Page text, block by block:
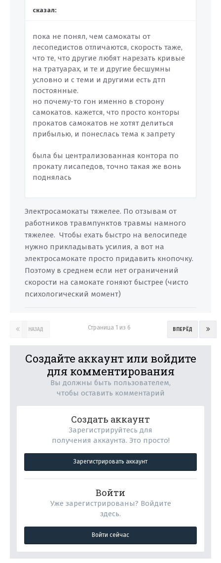
сказал:
пока не понял, чем самокаты от
лесопедистов отличаются, скорость таже,
что те, что другие любят нарезать кривые
на тратуарах, и те и другие бесшумны
условно и с теми и другими есть дтп
постоянные.
но почему-то гон именно в сторону
самокатов. кажется, что просто конторы
прокатов самокатов не хотят делиться
прибылью, и понеслась тема к запрету
была бы централизованная контора по
прокату лисапедов, точно такая же вонь
поднялась
Электросамокаты тяжелее. По отзывам от
работников травмпунктов травмы намного
тяжелее. Чтобы ехать быстро на велосипеде
нужно прикладывать усилия, а вот на
электросамокате просто придавить кнопочку.
Поэтому в среднем если нет ограничений
скорости на самокате гоняют быстрее (чисто
психологический момент)
НАЗАД ВПЕРЁД
Страница 1 из 6
Создайте аккаунт или войдите
для комментирования
Вы должны быть пользователем,
чтобы оставить комментарий
Создать аккаунт
Зарегистрируйтесь для
получения аккаунта. Это просто!
Зарегистрировать аккаунт
Войти
Уже зарегистрированы? Войдите
здесь.
Войти сейчас